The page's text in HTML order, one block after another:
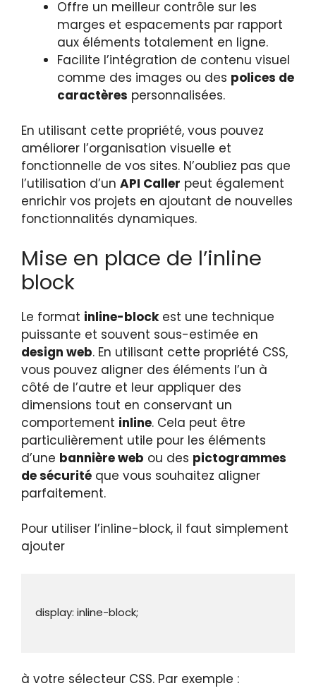
Offre un meilleur contrôle sur les
marges et espacements par rapport
aux éléments totalement en ligne.
Facilite l’intégration de contenu visuel
comme des images ou des polices de
caractères personnalisées.
En utilisant cette propriété, vous pouvez
améliorer l’organisation visuelle et
fonctionnelle de vos sites. N’oubliez pas que
l’utilisation d’un API Caller peut également
enrichir vos projets en ajoutant de nouvelles
fonctionnalités dynamiques.
Mise en place de l’inline
block
Le format inline-blockest une technique
puissante et souvent sous-estimée en
design web. En utilisant cette propriété CSS,
vous pouvez aligner des éléments l’un à
côté de l’autre et leur appliquer des
dimensions tout en conservant un
comportement inline. Cela peut être
particulièrement utile pour les éléments
d’une bannière web ou des pictogrammes
de sécurité que vous souhaitez aligner
parfaitement.
Pour utiliser l’inline-block, il faut simplement
ajouter
à votre sélecteur CSS. Par exemple :